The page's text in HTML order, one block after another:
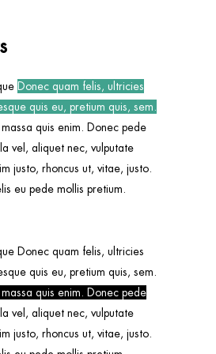
Donec quam felis, ultricies
quis eu, pretium quis, sem.
quis enim. Donec pede
vel, aliquet nec, vulputate
justo, rhoncus ut, vitae, justo.
eu pede mollis pretium.
Donec quam felis, ultricies
quis eu, pretium quis, sem.
quis enim. Donec pede
vel, aliquet nec, vulputate
justo, rhoncus ut, vitae, justo.